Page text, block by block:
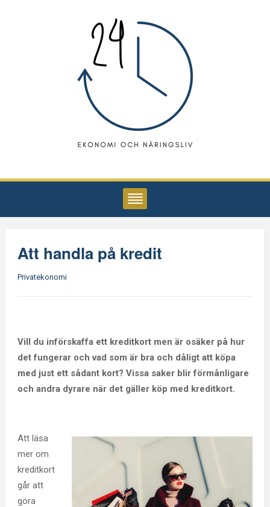
Att handla på kredit
Privatekonomi
Vill du införskaffa ett kreditkort men är osäker på hur
det fungerar och vad som är bra och dåligt att köpa
med just ett sådant kort? Vissa saker blir förmånligare
och andra dyrare när det gäller köp med kreditkort.
Att läsa
mer om
kreditkort
går att
göra